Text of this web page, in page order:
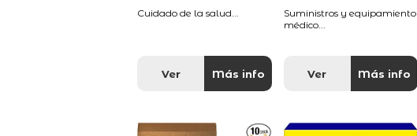
Cuidado de la salud...
Ver Más info
Suministros y equipamiento
médico...
Ver Más info